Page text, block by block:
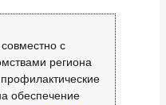
с
региона
обеспечение